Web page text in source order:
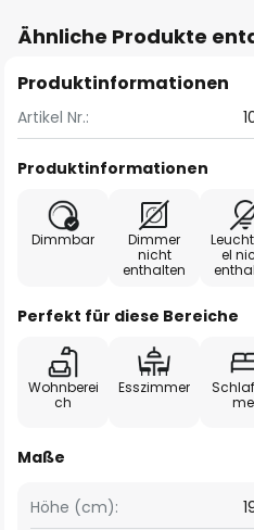
Ähnliche Produkte
Produktinformationen
Artikel Nr.:
Produktinformationen
Dimmbar
Dimmer
nicht
enthalten
el
Perfekt für diese Bereiche
Wohnberei
ch
Esszimmer
Maße
Höhe (cm):